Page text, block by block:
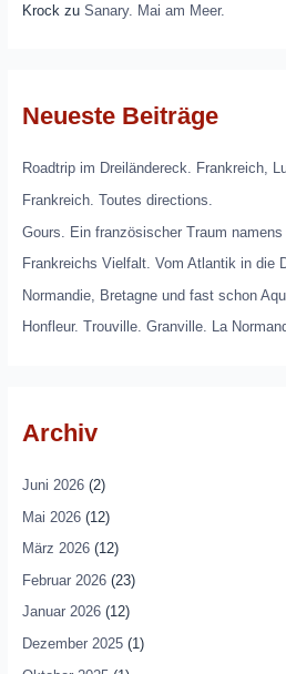
Krock zu Sanary. Mai am Meer.
Neueste Beiträge
Roadtrip im Dreiländereck. Frankreich,
Frankreich. Toutes directions.
Gours. Ein französischer Traum namens
Frankreichs Vielfalt. Vom Atlantik in die
Normandie, Bretagne und fast schon
Honfleur. Trouville. Granville. La
Archiv
Juni 2026(2)
Mai 2026(12)
März 2026(12)
Februar 2026(23)
Januar 2026(12)
Dezember 2025(1)